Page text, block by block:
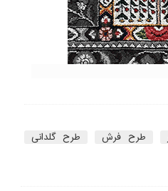
طرح فرش
طرح گلدانی